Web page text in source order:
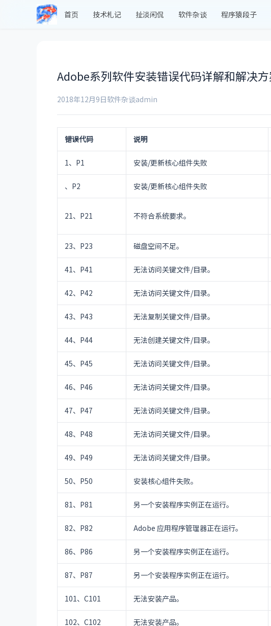
首页 技术札记 扯淡闲侃 软件杂谈 程序猿段子
Adobe系列软件安装错误代码详解和解决
2018年12月9日软件杂谈admin
错误代码 说明
1、P1 安装/更新核心组件失败
、P2 安装/更新核心组件失败
21、P21 不符合系统要求。
23、P23 磁盘空间不足。
41、P41 无法访问关键文件/目录。
42、P42 无法访问关键文件/目录。
43、P43 无法复制关键文件/目录。
44、P44 无法创建关键文件/目录。
45、P45 无法访问关键文件/目录。
46、P46 无法访问关键文件/目录。
47、P47 无法访问关键文件/目录。
48、P48 无法访问关键文件/目录。
49、P49 无法访问关键文件/目录。
50、P50 安装核心组件失败。
81、P81 另一个安装程序实例正在运行。
82、P82 Adobe 应用程序管理器正在运行。
86、P86 另一个安装程序实例正在运行。
87、P87 另一个安装程序实例正在运行。
101、C101 无法安装产品。
102、C102 无法安装产品。